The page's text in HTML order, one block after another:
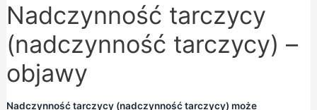
Nadczynność tarczycy
(nadczynność tarczycy) –
objawy
Nadczynność tarczycy (nadczynność tarczycy) może